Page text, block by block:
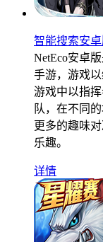
智能搜索安
NetEco安卓
手游，游戏
游戏中以指
队，在不同
更多的趣味
乐趣。
详情